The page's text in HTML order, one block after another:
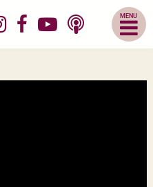
Abrir
Menu
Mobile